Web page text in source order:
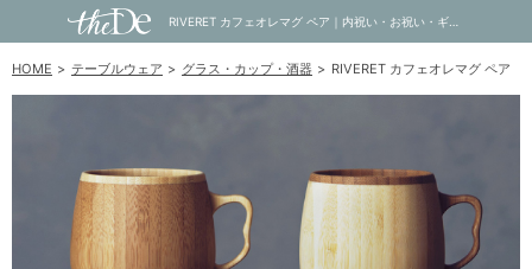
RIVERET カフェオレマグ ペア｜内祝い・お祝い・ギフト・贈り物の通販サイトtheDe(ザディー)
HOME テーブルウェア グラス・カップ・酒器 RIVERET カフェオレマグ ペア